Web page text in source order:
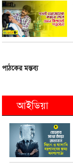
পাঠকের মন্তব্য
আইডিয়া